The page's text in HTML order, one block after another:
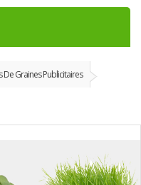
De Graines Publicitaires